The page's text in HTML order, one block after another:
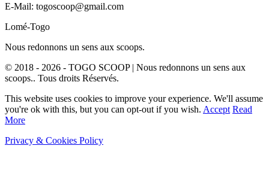
E-Mail: togoscoop@gmail.com
Lomé-Togo
Nous redonnons un sens aux scoops.
© 2018 - 2026 - TOGO SCOOP | Nous redonnons un sens aux
scoops.. Tous droits Réservés.
This website uses cookies to improve your experience. We'll assume
you're ok with this, but you can opt-out if you wish. Accept Read
More
Privacy & Cookies Policy